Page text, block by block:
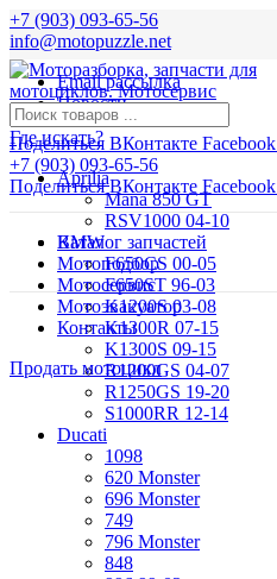
+7 (903) 093-65-56
info@motopuzzle.net
Email рассылка
Новости
Поделиться ВКонтакте Facebook
+7 (903) 093-65-56
Поделиться ВКонтакте Facebook
Где искать?
Aprilia
Mana 850 GT
RSV1000 04-10
BMW
F650CS 00-05
F650ST 96-03
K1200S 03-08
K1300R 07-15
K1300S 09-15
R1200GS 04-07
R1250GS 19-20
S1000RR 12-14
Ducati
1098
620 Monster
696 Monster
749
796 Monster
848
Каталог запчастей
Мотоподбор
Мотосервис
Мотоэвакуатор
Контакты
Продать мотоцикл